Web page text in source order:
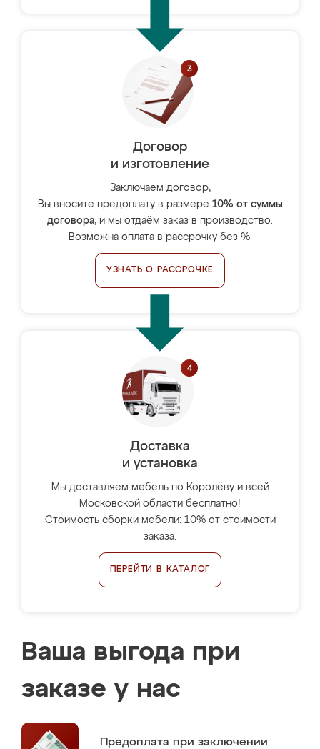
Договор
и изготовление
Заключаем договор,
Вы вносите предоплату в размере 10% от суммы
договора, и мы отдаём заказ в производство.
Возможна оплата в рассрочку без %.
УЗНАТЬ О РАССРОЧКЕ
Доставка
и установка
Мы доставляем мебель по Королёву и всей
Московской области бесплатно!
Стоимость сборки мебели: 10% от стоимости
заказа.
ПЕРЕЙТИ В КАТАЛОГ
Ваша выгода при
заказе у нас
Предоплата при заключении